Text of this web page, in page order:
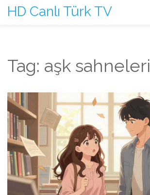
HD Canlı Türk TV
Tag: aşk sahneleri